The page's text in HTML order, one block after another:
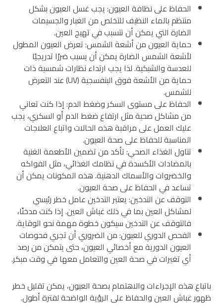
الحفاظ على نظافة العيون: يجب غسل العيون بشكل
منتظم بالماء النظيف للتخلص من الغبار والجسيمات
الضارة التي يمكن أن تتسبب في تهيج العين.
حماية العيون من أشعة الشمس: تعرض العيون المطول
لأشعة الشمس الضارة يمكن أن يسبب ضررًا تدريجيًا
للعدسة والشبكية. لذا يجب ارتداء نظارات شمسية ذات
حماية من الأشعة فوق البنفسجية (UV) عند التعرض
للشمس.
الحفاظ على مستوى السكر وضغط الدم: إذا كنت تعاني
من مشاكل صحية مثل ارتفاع ضغط الدم أو السكري، يجب
عليك العمل على مراقبة هذه الحالات واتباع العلاجات
المناسبة للحفاظ على صحة العيون.
تناول الغذاء الصحي: تأكد من تضمين الأطعمة الغنية
بالمضادات الأكسدة في نظامك الغذائي، مثل الفواكه
والخضروات والأسماك الدهنية. هذه المكونات يمكن أن
تساعد في الحفاظ على صحة العيون.
التوقف عن التدخين: يعتبر التدخين عامل خطر رئيسي
لمشاكل العين بما في ذلك غباش العين. إذا كنت مدخنًا،
فالتوقف عن التدخين سيكون خطوة مهمة نحو الوقاية.
الفحص الدوري للعيون: من الضروري أن تجري فحوصات
العيون الدورية مع أخصائي العيون، حتى يتمكن من رصد
أي تغيرات في صحة العين والتعامل معها في وقت مبكر.
باتباع هذه الإجراءات والاهتمام بصحة العيون، يمكن تقليل خطر
ظهور غباش العين والحفاظ على الرؤية الواضحة لفترة أطول.